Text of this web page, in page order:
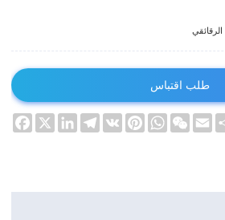
طلب اقتباس
X
LinkedIn
Telegram VK
Pinterest
WhatsAppWeChatEmail